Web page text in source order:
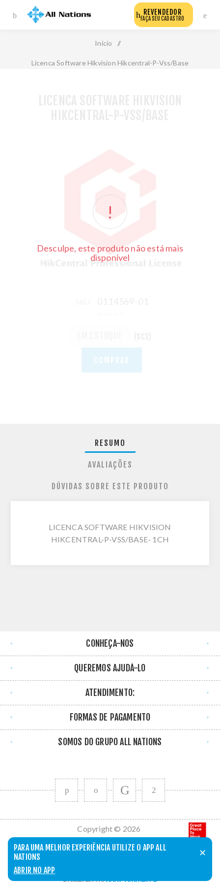
PARA UMA MELHOR EXPERIÊNCIA UTILIZE O APP ALL
NATIONS
✕
ABRIR NO APP
REVENDEDOR
FAÇA SEU CADASTRO
Início /
Licenca Software Hikvision Hikcentral-P-Vss/Base
Desculpe, este produto não está mais
disponível
COMPRAR
RESUMO
AVALIAÇÕES
DÚVIDAS SOBRE ESTE PRODUTO
LICENCA SOFTWARE HIKVISION
HIKCENTRAL-P-VSS/BASE- 1CH
CONHEÇA-NOS
QUEREMOS AJUDÁ-LO
ATENDIMENTO:
FORMAS DE PAGAMENTO
SOMOS DO GRUPO ALL NATIONS
Copyright © 2026
All Nations. Todos
os direitos